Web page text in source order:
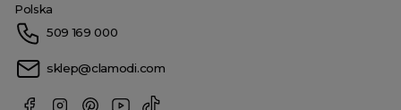
Polska
509 169 000
sklep@clamodi.com